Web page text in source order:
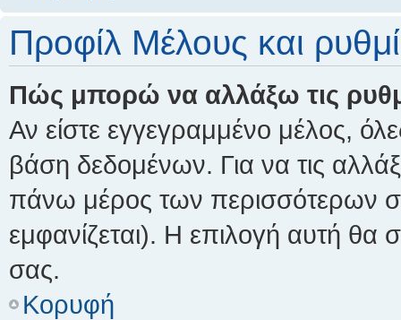
Προφίλ Μέλους και
Πώς μπορώ να αλλάξω τις
Αν είστε εγγεγραμμένο μέλος,
βάση δεδομένων. Για να τις
πάνω μέρος των περισσότερων
εμφανίζεται). Η επιλογή αυτή θα
σας.
Κορυφή